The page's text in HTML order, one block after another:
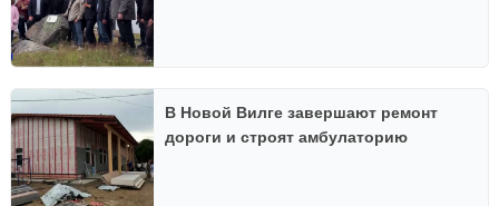
В Новой Вилге завершают ремонт
дороги и строят амбулаторию